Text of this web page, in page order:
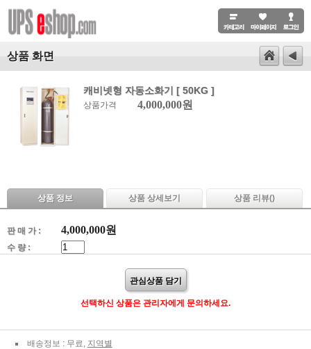
상품 화면
캐비넷형 자동소화기 [ 50KG ]
상품가격 4,000,000원
상품 정보 상품 상세보기 상품 리뷰()
판 매 가 : 4,000,000원
수 량 :
관심상품 담기
선택하신 상품은 관리자에게 문의하세요.
배송정보 : 무료, 지역별